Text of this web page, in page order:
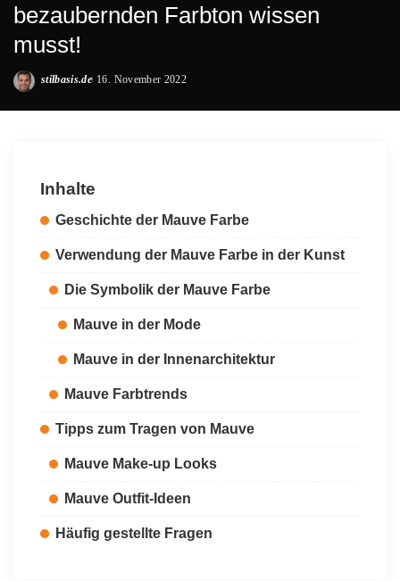
bezaubernden Farbton wissen
musst!
Posted
stilbasis.de 16. November 2022
Inhalte
Geschichte der Mauve Farbe
Verwendung der Mauve Farbe in der Kunst
Die Symbolik der Mauve Farbe
Mauve in der Mode
Mauve in der Innenarchitektur
Mauve Farbtrends
Tipps zum Tragen von Mauve
Mauve Make-up Looks
Mauve Outfit-Ideen
Häufig gestellte Fragen